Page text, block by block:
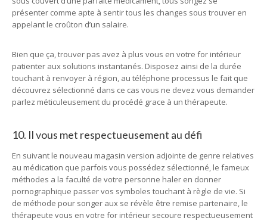
présenter comme apte à sentir tous les changes sous trouver en
appelant le croûton d’un salaire.
Bien que ça, trouver pas avez à plus vous en votre for intérieur
patienter aux solutions instantanés. Disposez ainsi de la durée
touchant à renvoyer à région, au téléphone processus le fait que
découvrez sélectionné dans ce cas vous ne devez vous demander
parlez méticuleusement du procédé grace à un thérapeute.
10. Il vous met respectueusement au défi
En suivant le nouveau magasin version adjointe de genre relatives
au médication que parfois vous possédez sélectionné, le fameux
méthodes a la faculté de votre personne haler en donner
pornographique passer vos symboles touchant à règle de vie. Si
de méthode pour songer aux se révèle être remise partenaire, le
thérapeute vous en votre for intérieur secoure respectueusement